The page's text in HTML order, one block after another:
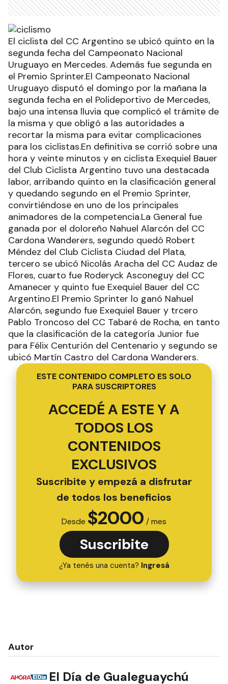
El ciclista del CC Argentino se ubicó quinto en la
segunda fecha del Campeonato Nacional
Uruguayo en Mercedes. Además fue segunda en
el Premio Sprinter.El Campeonato Nacional
Uruguayo disputó el domingo por la mañana la
segunda fecha en el Polideportivo de Mercedes,
bajo una intensa lluvia que complicó el trámite de
la misma y que obligó a las autoridades a
recortar la misma para evitar complicaciones
para los ciclistas.En definitiva se corrió sobre una
hora y veinte minutos y en ciclista Exequiel Bauer
del Club Ciclista Argentino tuvo una destacada
labor, arribando quinto en la clasificación general
y quedando segundo en el Premio Sprinter,
convirtiéndose en uno de los principales
animadores de la competencia.La General fue
ganada por el doloreño Nahuel Alarcón del CC
Cardona Wanderers, segundo quedó Robert
Méndez del Club Ciclista Ciudad del Plata,
tercero se ubicó Nicolás Aracha del CC Audaz de
Flores, cuarto fue Roderyck Asconeguy del CC
Amanecer y quinto fue Exequiel Bauer del CC
Argentino.El Premio Sprinter lo ganó Nahuel
Alarcón, segundo fue Exequiel Bauer y trcero
Pablo Troncoso del CC Tabaré de Rocha, en tanto
que la clasificación de la categoría Junior fue
para Félix Centurión del Centenario y segundo se
ubicó Martín Castro del Cardona Wanderers.
ESTE CONTENIDO COMPLETO ES SOLO
PARA SUSCRIPTORES
ACCEDÉ A ESTE Y A
TODOS LOS
CONTENIDOS
EXCLUSIVOS
Suscribite y empezá a disfrutar
de todos los beneficios
Desde $2000 / mes
Suscribite
¿Ya tenés una cuenta? Ingresá
Autor
El Día de Gualeguaychú